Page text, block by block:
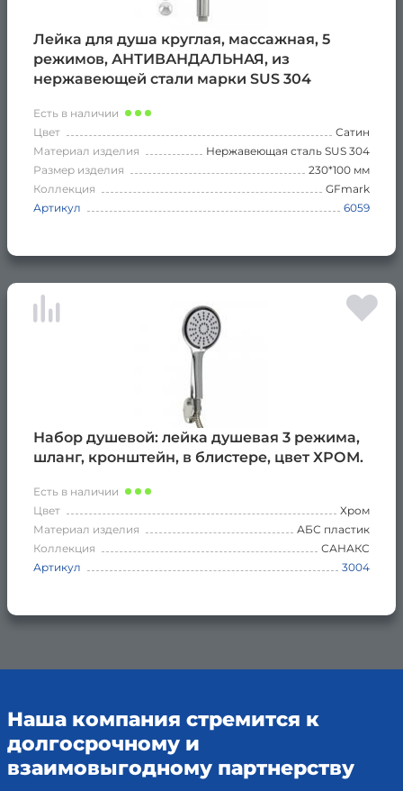
Лейка для душа круглая, массажная, 5
режимов, АНТИВАНДАЛЬНАЯ, из
нержавеющей стали марки SUS 304
Есть в наличии
Цвет
Сатин
Материал изделия
Нержавеющая сталь SUS 304
Размер изделия
230*100 мм
Коллекция
GFmark
Артикул
6059
Набор душевой: лейка душевая 3 режима,
шланг, кронштейн, в блистере, цвет ХРОМ.
Есть в наличии
Цвет
Хром
Материал изделия
АБС пластик
Коллекция
САНАКС
Артикул
3004
Наша компания стремится к
долгосрочному и
взаимовыгодному партнерству